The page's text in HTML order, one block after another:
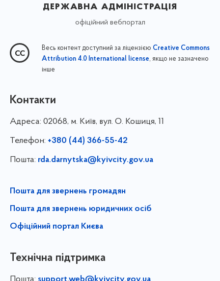
державна адміністрація
офіційний вебпортал
Весь контент доступний за ліцензією Creative Commons
Attribution 4.0 International license, якщо не зазначено
інше
Контакти
Адреса: 02068, м. Київ, вул. О. Кошиця, 11
Телефон: +380 (44) 366-55-42
Пошта: rda.darnytska@kyivcity.gov.ua
Пошта для звернень громадян
Пошта для звернень юридичних осіб
Офіційний портал Києва
Технічна підтримка